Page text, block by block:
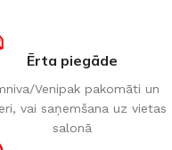
Ērta piegāde
Venipak pakomāti un
vai saņemšana uz vietas
salonā